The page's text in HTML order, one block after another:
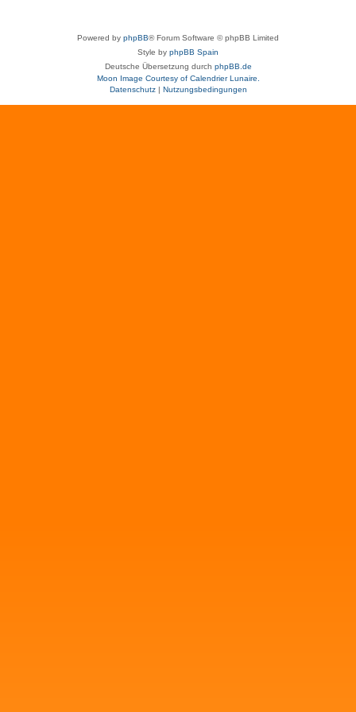
Powered by phpBB® Forum Software © phpBB Limited
Style by phpBB Spain
Deutsche Übersetzung durch phpBB.de
Moon Image Courtesy of Calendrier Lunaire.
Datenschutz| Nutzungsbedingungen